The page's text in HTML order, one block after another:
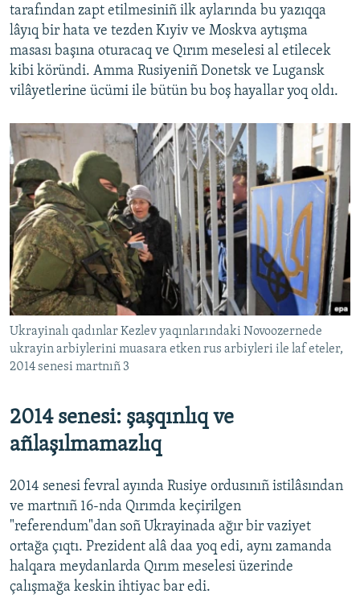
tarafından zapt etilmesiniñ ilk aylarında bu yazıqqa
lâyıq bir hata ve tezden Kıyiv ve Moskva aytışma
masası başına oturacaq ve Qırım meselesi al etilecek
kibi köründi. Amma Rusiyeniñ Donetsk ve Lugansk
vilâyetlerine ücümi ile bütün bu boş hayallar yoq oldı.
Ukrayinalı qadınlar Kezlev yaqınlarındaki Novoozernede
ukrayin arbiylerini muasara etken rus arbiyleri ile laf eteler,
2014 senesi martnıñ 3
2014 senesi: şaşqınlıq ve
añlaşılmamazlıq
2014 senesi fevral ayında Rusiye ordusınıñ istilâsından
ve martnıñ 16-nda Qırımda keçirilgen
"referendum"dan soñ Ukrayinada ağır bir vaziyet
ortağa çıqtı. Prezident alâ daa yoq edi, aynı zamanda
halqara meydanlarda Qırım meselesi üzerinde
çalışmağa keskin ihtiyac bar edi.